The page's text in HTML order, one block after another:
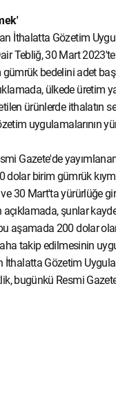
İthalatta Gözetim
Tebliğ, 30 Mart
gümrük bedelini adet
ülkede üretim
ürünlerde ithalatın
uygulamalarının
Gazete'de
birim gümrük
ve 30 Mart'ta yürürlüğe
şunlar
aşamada 200 dolar
takip edilmesinin
İthalatta Gözetim
bugünkü Resmi